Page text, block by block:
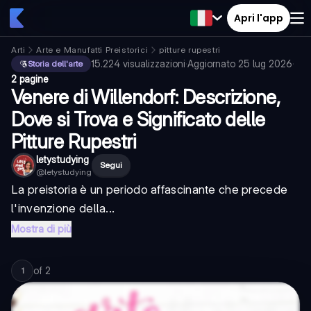
Apri l'app
Arti Arte e Manufatti Preistorici
pitture rupestri
Storia dell'arte
15.224 visualizzazioni·Aggiornato 25 lug 2026·
2 pagine
Venere di Willendorf: Descrizione,
Dove si Trova e Significato delle
Pitture Rupestri
letystudying
@letystudying
Segui
La preistoria è un periodo affascinante che precede
l'invenzione della...
Mostra di più
1 of 2